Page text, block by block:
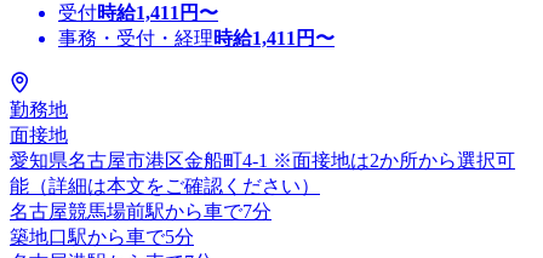
受付時給1,411 円〜
事務・受付・経理時給1,411 円〜
勤務地
面接地
愛知県名古屋市港区金船町4-1 ※面接地は2か所から選択可
能（詳細は本文をご確認ください）
名古屋競馬場前駅から車で7分
築地口駅から車で5分